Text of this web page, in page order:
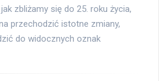
zbliżamy się do 25. roku życia,
przechodzić istotne zmiany,
do widocznych oznak